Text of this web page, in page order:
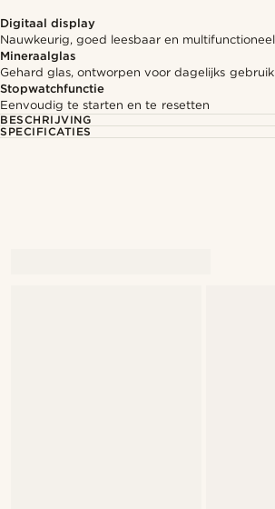
Digitaal display
Nauwkeurig, goed leesbaar en multifunctioneel
Mineraalglas
Gehard glas, ontworpen voor dagelijks gebruik
Stopwatchfunctie
Eenvoudig te starten en te resetten
BESCHRIJVING
SPECIFICATIES